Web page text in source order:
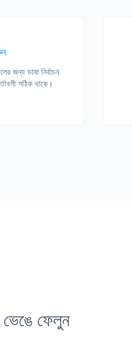
জন্য ভাষা নির্বাচন
সঠিক থাকে।
ভেঙে ফেলুন